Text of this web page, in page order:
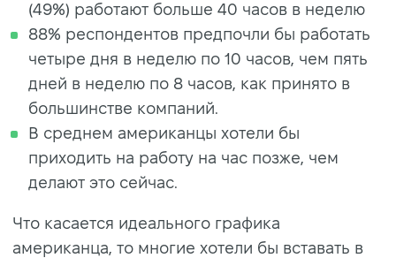
(49%) работают больше 40 часов в неделю
88% респондентов предпочли бы работать
четыре дня в неделю по 10 часов, чем пять
дней в неделю по 8 часов, как принято в
большинстве компаний.
В среднем американцы хотели бы
приходить на работу на час позже, чем
делают это сейчас.
Что касается идеального графика
американца, то многие хотели бы вставать в